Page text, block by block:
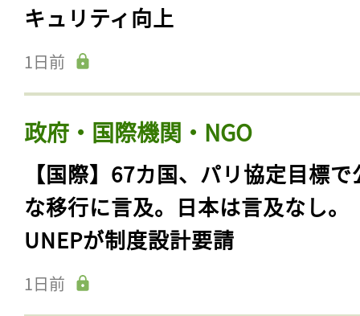
キュリティ向上
1日前
政府・国際機関・NGO
【国際】67カ国、パリ協定目標で
な移行に言及。日本は言及なし。
UNEPが制度設計要請
1日前